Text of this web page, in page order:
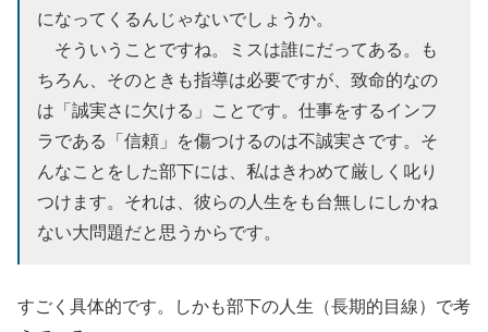
になってくるんじゃないでしょうか。
そういうことですね。ミスは誰にだってある。も
ちろん、そのときも指導は必要ですが、致命的なの
は「誠実さに欠ける」ことです。仕事をするインフ
ラである「信頼」を傷つけるのは不誠実さです。そ
んなことをした部下には、私はきわめて厳しく叱り
つけます。それは、彼らの人生をも台無しにしかね
ない大問題だと思うからです。
すごく具体的です。しかも部下の人生（長期的目線）で考